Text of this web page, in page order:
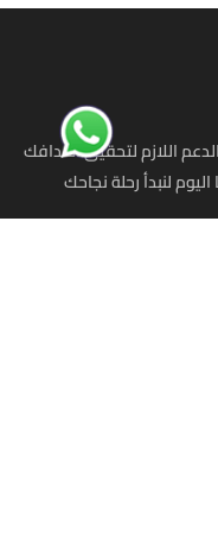
اللازم لتحقيق أهدافك
لنبدأ رحلة نجاحك